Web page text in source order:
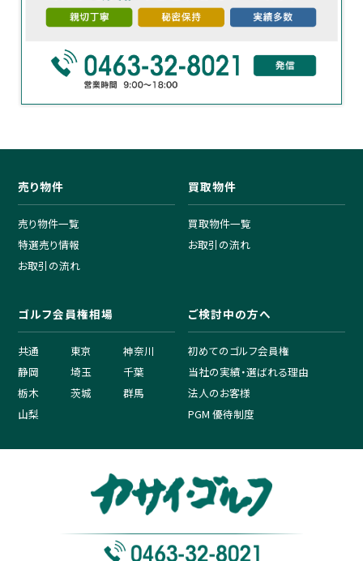
売り物件
売り物件一覧
特選売り情報
お取引の流れ
買取物件
買取物件一覧
お取引の流れ
ゴルフ会員権相場
共通 東京
神奈川
静岡
埼玉
千葉
栃木
茨城
群馬
山梨
ご検討中の方へ
初めてのゴルフ会員権
当社の実績・選ばれる理由
法人のお客様
PGM 優待制度